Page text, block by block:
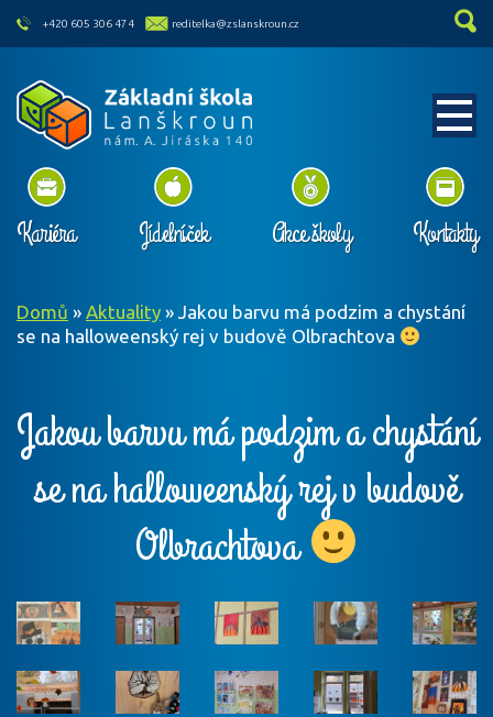
skip to main content
+420 605 306 474 reditelka@zslanskroun.cz
Kariéra Jídelníček Akce školy Kontakty
Domů » Aktuality » Jakou barvu má podzim a chystání
se na halloweenský rej v budově Olbrachtova
Jakou barvu má podzim a chystání
se na halloweenský rej v budově
Olbrachtova